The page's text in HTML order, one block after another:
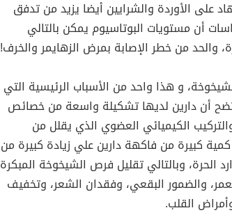
على الأوردة والشرايين أيضا يزيد من تدفق
أن مستويات البوتاسيوم يمكن بالتالي
والحد من خطر الإصابة بمرض الزهايمر والخرف!
و هذا واحد من الأسباب الرئيسية التي
أن دارين لديها تشكيلة واسعة من خصائص
الكيميائي العضوي الذي يقلل من
كبيرة من فاكهة دارين علي زيادة كبيرة من
وبالتالي تقليل فرص الشيخوخة المبكرة
والضمور البقعي، وفقدان الشعر، وتخفيف
القلب.